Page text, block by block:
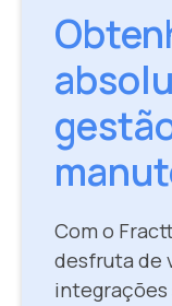
Com o
desfruta de
integrações